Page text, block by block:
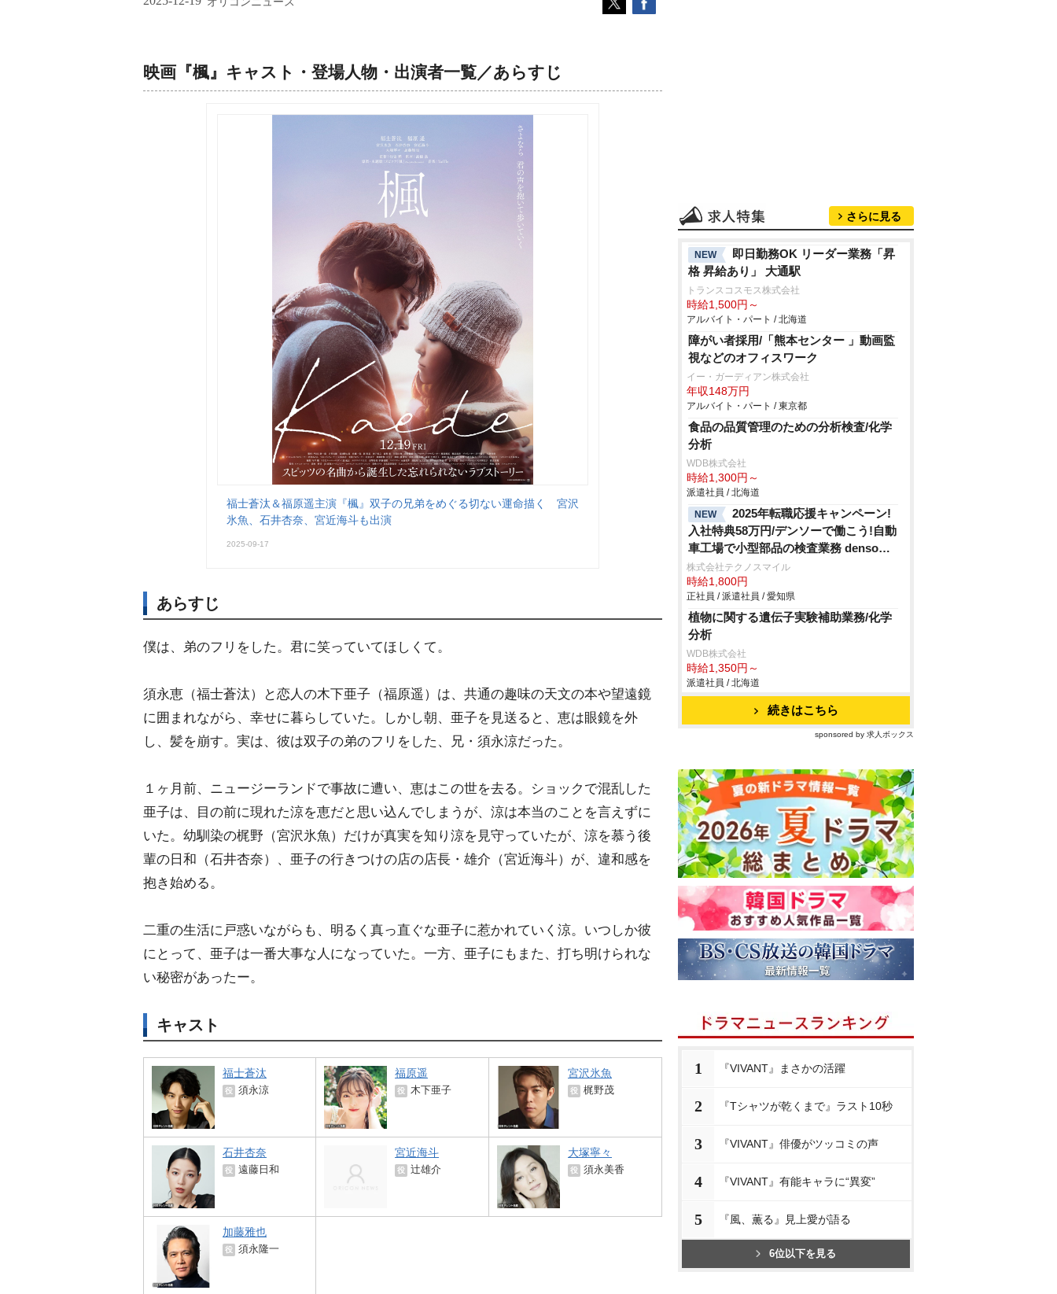
映画『楓』キャスト・登場人物・出演者一覧／あらすじ
福士蒼汰＆福原遥主演『楓』双子の兄弟をめぐる切ない運命描く 宮沢
氷魚、石井杏奈、宮近海斗も出演
2025-09-17
あらすじ
僕は、弟のフリをした。君に笑っていてほしくて。
須永恵（福士蒼汰）と恋人の木下亜子（福原遥）は、共通の趣味の天文の本や望遠鏡
に囲まれながら、幸せに暮らしていた。しかし朝、亜子を見送ると、恵は眼鏡を外
し、髪を崩す。実は、彼は双子の弟のフリをした、兄・須永涼だった。
１ヶ月前、ニュージーランドで事故に遭い、恵はこの世を去る。ショックで混乱した
亜子は、目の前に現れた涼を恵だと思い込んでしまうが、涼は本当のことを言えずに
いた。幼馴染の梶野（宮沢氷魚）だけが真実を知り涼を見守っていたが、涼を慕う後
輩の日和（石井杏奈）、亜子の行きつけの店の店長・雄介（宮近海斗）が、違和感を
抱き始める。
二重の生活に戸惑いながらも、明るく真っ直ぐな亜子に惹かれていく涼。いつしか彼
にとって、亜子は一番大事な人になっていた。一方、亜子にもまた、打ち明けられな
い秘密があったー。
キャスト
福士蒼汰
役 須永涼
福原遥
役 木下亜子
宮沢氷魚
役 梶野茂
石井杏奈
役 遠藤日和
宮近海斗
役 辻雄介
大塚寧々
役 須永美香
加藤雅也
役 須永隆一
さらに見る
NEW
即日勤務OK リーダー業務「昇
格 昇給あり」 大通駅
トランスコスモス株式会社
時給1,500円～
アルバイト・パート / 北海道
障がい者採用/「熊本センター 」動画監
視などのオフィスワーク
イー・ガーディアン株式会社
年収148万円
アルバイト・パート / 東京都
食品の品質管理のための分析検査/化学
分析
WDB株式会社
時給1,300円～
派遣社員 / 北海道
NEW
2025年転職応援キャンペーン!
入社特典58万円/デンソーで働こう!自動
車工場で小型部品の検査業務 denso
aichi
株式会社テクノスマイル
時給1,800円
正社員 / 派遣社員 / 愛知県
植物に関する遺伝子実験補助業務/化学
分析
WDB株式会社
時給1,350円～
派遣社員 / 北海道
続きはこちら
sponsored by 求人ボックス
1 『VIVANT』まさかの活躍
2 『Tシャツが乾くまで』ラスト10秒
3 『VIVANT』俳優がツッコミの声
4 『VIVANT』有能キャラに“異変”
5 『風、薫る』見上愛が語る
6位以下を見る